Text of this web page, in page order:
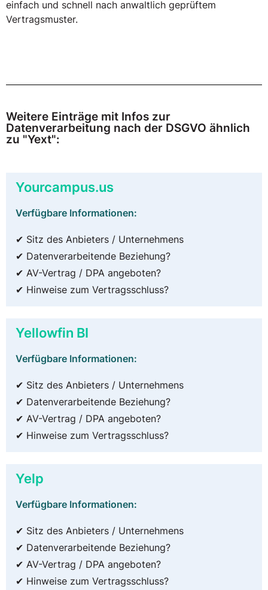
einfach und schnell nach anwaltlich geprüftem
Vertragsmuster.
Weitere Einträge mit Infos zur
Datenverarbeitung nach der DSGVO ähnlich
zu "Yext":
Yourcampus.us
Verfügbare Informationen:
✔ Sitz des Anbieters / Unternehmens
✔ Datenverarbeitende Beziehung?
✔ AV-Vertrag / DPA angeboten?
✔ Hinweise zum Vertragsschluss?
Yellowfin BI
Verfügbare Informationen:
✔ Sitz des Anbieters / Unternehmens
✔ Datenverarbeitende Beziehung?
✔ AV-Vertrag / DPA angeboten?
✔ Hinweise zum Vertragsschluss?
Yelp
Verfügbare Informationen:
✔ Sitz des Anbieters / Unternehmens
✔ Datenverarbeitende Beziehung?
✔ AV-Vertrag / DPA angeboten?
✔ Hinweise zum Vertragsschluss?